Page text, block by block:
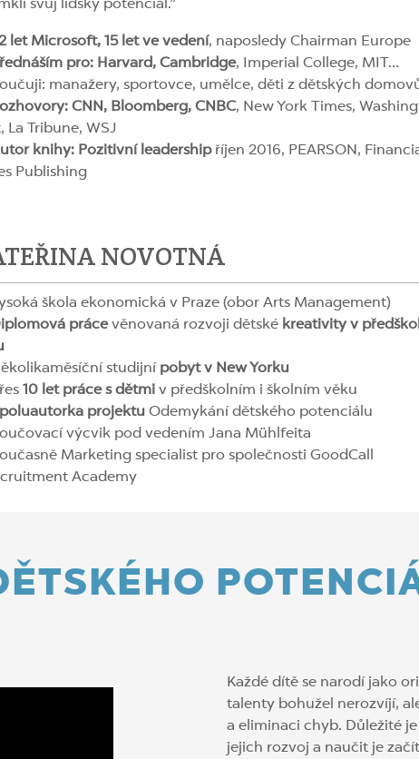
svůj lidský potenciál.”
let Microsoft, 15 let ve vedení, naposledy Chairman Europe
pro: Harvard, Cambridge, Imperial College, MIT…
manažery, sportovce, umělce, děti z dětských
CNN, Bloomberg, CNBC, New York Times,
La Tribune, WSJ
knihy: Pozitivní leadershipříjen 2016, PEARSON,
Publishing
NOVOTNÁ
škola ekonomická v Praze (obor Arts Management)
prácevěnovaná rozvoji dětské kreativity v
studijní pobyt v New Yorku
10 let práce s dětmiv předškolním i školním věku
projektuOdemykání dětského potenciálu
výcvik pod vedením Jana Mühlfeita
Marketing specialist pro společnosti GoodCall
Academy
Každé dítě se narodí jako
talenty bohužel nerozvíjí,
a eliminaci chyb. Důležité
jejich rozvoj a naučit je